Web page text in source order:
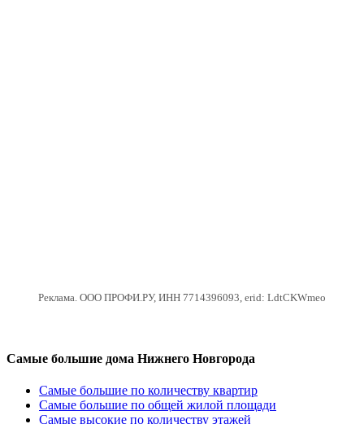
Реклама. ООО ПРОФИ.РУ, ИНН 7714396093, erid: LdtCKWmeo
Самые большие дома Нижнего Новгорода
Самые большие по количеству квартир
Самые большие по общей жилой площади
Самые высокие по количеству этажей